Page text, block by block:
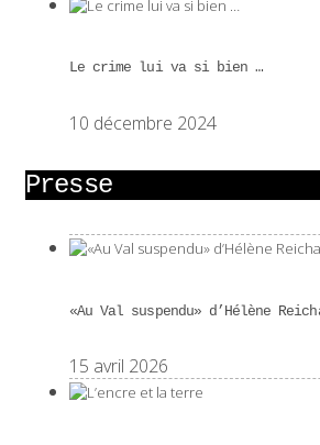
Le crime lui va si bien …
10 décembre 2024
Presse
«Au Val suspendu» d’Hélène
15 avril 2026